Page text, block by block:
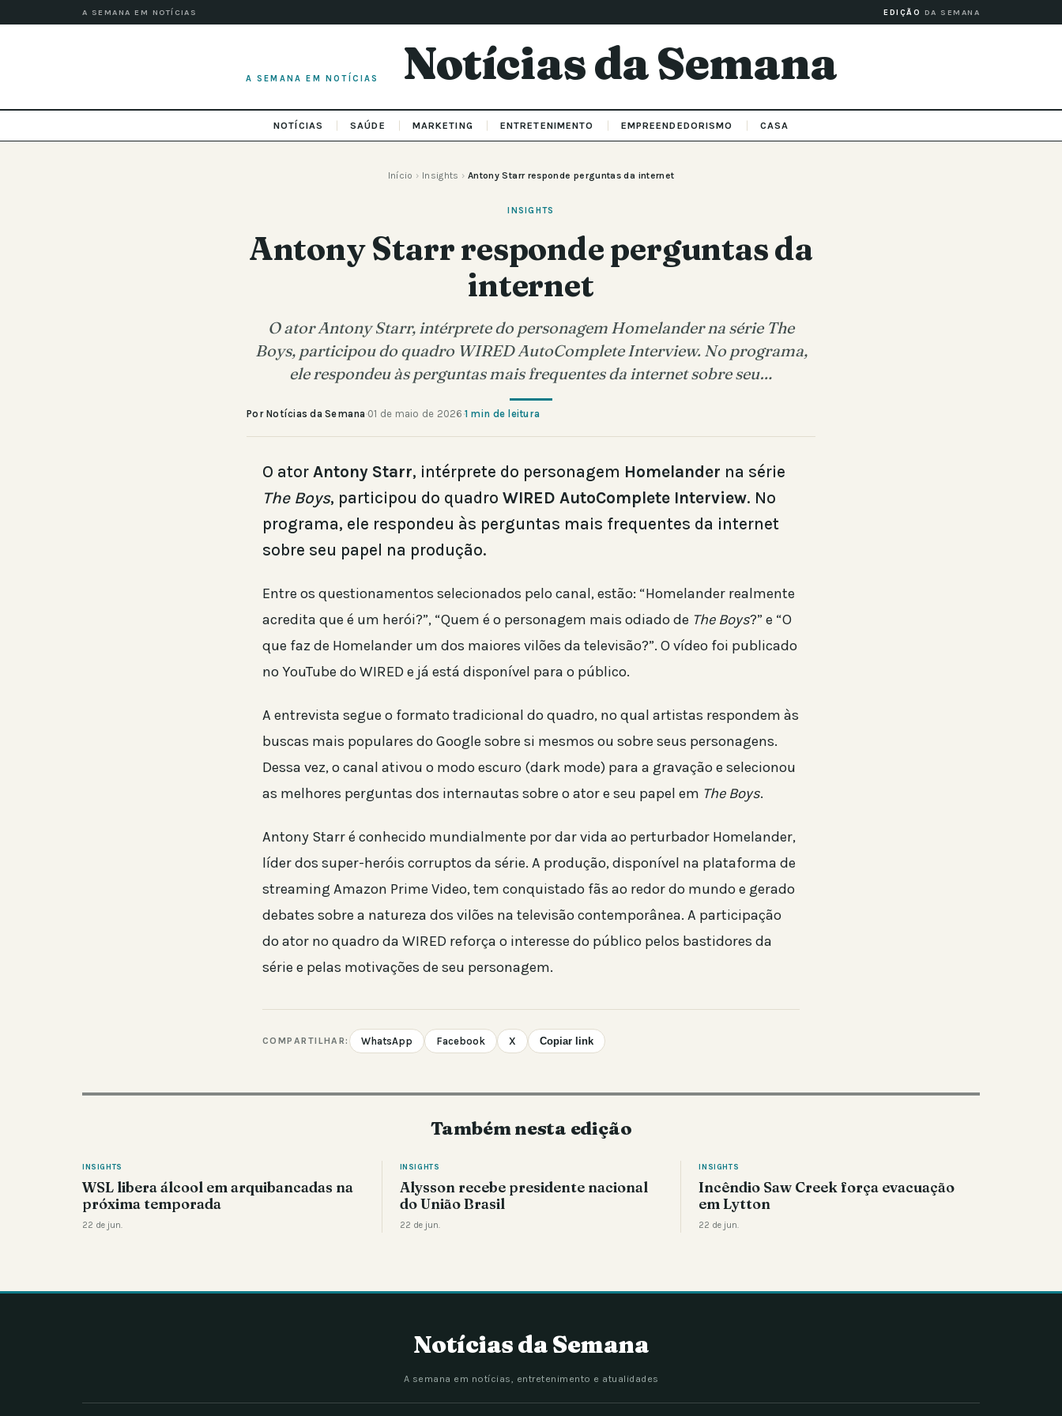
A SEMANA EM NOTÍCIAS EDIÇÃO DA SEMANA
A SEMANA EM NOTÍCIAS Notícias da Semana
NOTÍCIAS SAÚDE MARKETING ENTRETENIMENTO EMPREENDEDORISMO CASA
Início › Insights › Antony Starr responde perguntas da internet
INSIGHTS
Antony Starr responde perguntas da
internet
O ator Antony Starr, intérprete do personagem Homelander na série The
Boys, participou do quadro WIRED AutoComplete Interview. No programa,
ele respondeu às perguntas mais frequentes da internet sobre seu…
Por Notícias da Semana ·01 de maio de 2026 ·1 min de leitura
O ator Antony Starr, intérprete do personagem Homelander na série
The Boys, participou do quadro WIRED AutoComplete Interview. No
programa, ele respondeu às perguntas mais frequentes da internet
sobre seu papel na produção.
Entre os questionamentos selecionados pelo canal, estão: “Homelander realmente
acredita que é um herói?”, “Quem é o personagem mais odiado de The Boys?” e “O
que faz de Homelander um dos maiores vilões da televisão?”. O vídeo foi publicado
no YouTube do WIRED e já está disponível para o público.
A entrevista segue o formato tradicional do quadro, no qual artistas respondem às
buscas mais populares do Google sobre si mesmos ou sobre seus personagens.
Dessa vez, o canal ativou o modo escuro (dark mode) para a gravação e selecionou
as melhores perguntas dos internautas sobre o ator e seu papel em The Boys.
Antony Starr é conhecido mundialmente por dar vida ao perturbador Homelander,
líder dos super-heróis corruptos da série. A produção, disponível na plataforma de
streaming Amazon Prime Video, tem conquistado fãs ao redor do mundo e gerado
debates sobre a natureza dos vilões na televisão contemporânea. A participação
do ator no quadro da WIRED reforça o interesse do público pelos bastidores da
série e pelas motivações de seu personagem.
COMPARTILHAR: WhatsApp Facebook X Copiar link
Também nesta edição
INSIGHTS
WSL libera álcool em arquibancadas na
próxima temporada
22 de jun.
INSIGHTS
Alysson recebe presidente nacional
do União Brasil
22 de jun.
INSIGHTS
Incêndio Saw Creek força evacuação
em Lytton
22 de jun.
Notícias da Semana
A semana em notícias, entretenimento e atualidades